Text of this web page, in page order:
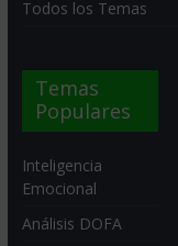
Todos los Temas
Temas
Populares
Inteligencia
Emocional
Análisis DOFA